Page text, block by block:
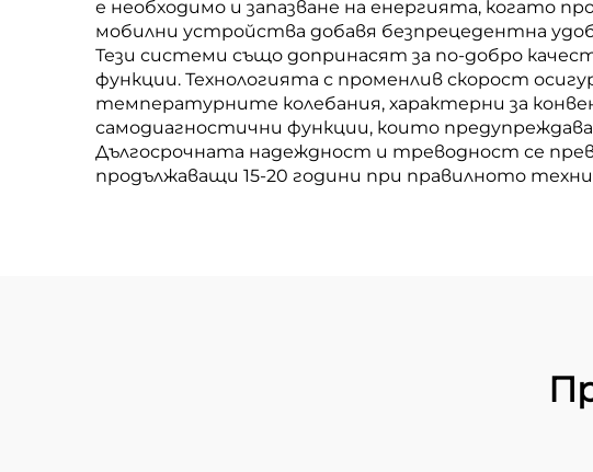
е необходимо и запазване на енергията, когато
мобилни устройства добавя безпрецедентна
Тези системи също допринасят за по-добро
функции. Технологията с променлив скорост
температурните колебания, характерни за
самодиагностични функции, които
Дългосрочната надеждност и треводност се
продължаващи 15-20 години при правилното